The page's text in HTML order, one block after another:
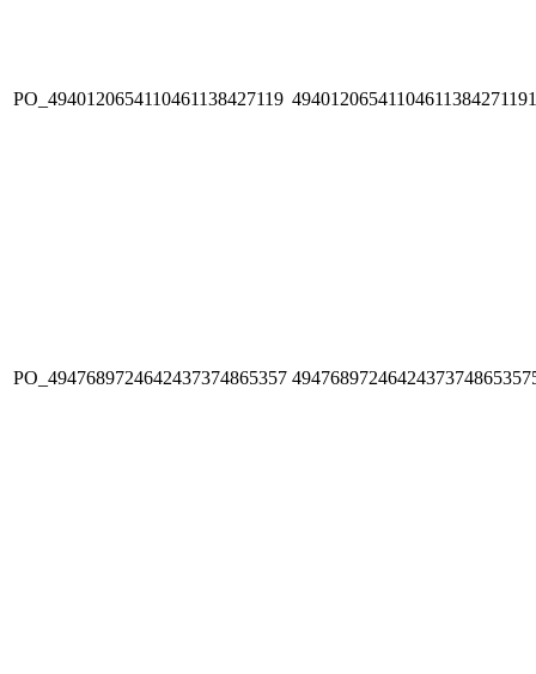
PO_4940120654110461138427119
PO_4947689724642437374865357